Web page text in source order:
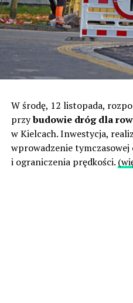
W środę, 12 listopada,
przybudowie dróg dla
w Kielcach. Inwestycja,
wprowadzenie
i ograniczenia prędkości.